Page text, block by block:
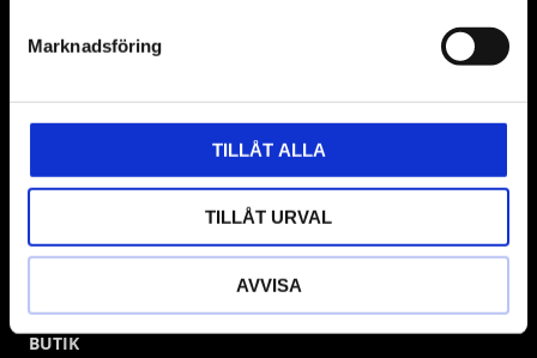
Marknadsföring
TILLÅT ALLA
TILLÅT URVAL
AVVISA
gärna om vad som helst då vi gör vårt yttersta för att hjälpa
BUTIK